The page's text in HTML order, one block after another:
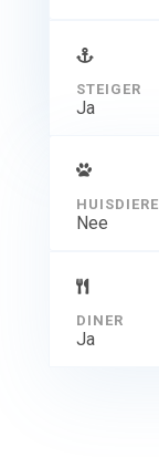
STEIGER
Ja
Nee
DINER
Ja